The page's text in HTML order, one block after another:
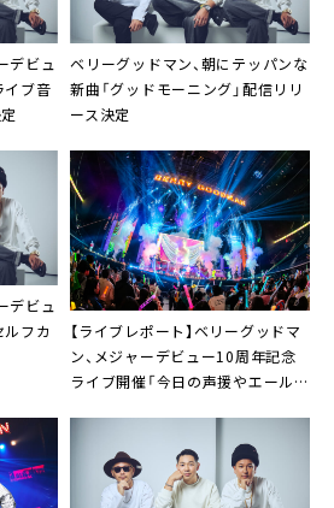
デビュ
イブ音
ベリーグッドマン、朝にテッパンな
新曲「グッドモーニング」配信リリ
ース決定
デビュ
フカ
【ライブレポート】ベリーグッドマ
ン、メジャーデビュー10周年記念
ライブ開催「今日の声援やエールを